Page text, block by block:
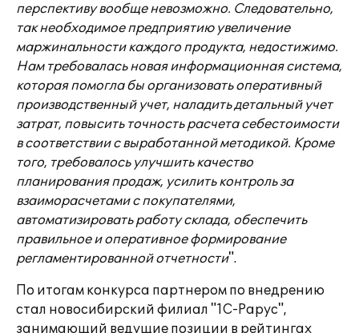
перспективу вообще невозможно. Следовательно,
так необходимое предприятию увеличение
маржинальности каждого продукта, недостижимо.
Нам требовалась новая информационная система,
которая помогла бы организовать оперативный
производственный учет, наладить детальный учет
затрат, повысить точность расчета себестоимости
в соответствии с выработанной методикой. Кроме
того, требовалось улучшить качество
планирования продаж, усилить контроль за
взаиморасчетами с покупателями,
автоматизировать работу склада, обеспечить
правильное и оперативное формирование
регламентированной отчетности".
По итогам конкурса партнером по внедрению
стал новосибирский филиал "1С-Рарус",
занимающий ведущие позиции в рейтингах